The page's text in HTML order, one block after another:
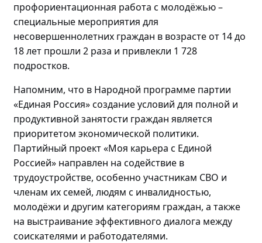
профориентационная работа с молодёжью–
специальные мероприятия для
несовершеннолетних граждан в возрасте от 14 до
18 лет прошли 2 раза и привлекли 1 728
подростков.
Напомним, что в Народной программе партии
«Единая Россия» создание условий для полной и
продуктивной занятости граждан является
приоритетом экономической политики.
Партийный проект «Моя карьера с Единой
Россией» направлен на содействие в
трудоустройстве, особенно участникам СВО и
членам их семей, людям с инвалидностью,
молодёжи и другим категориям граждан, а также
на выстраивание эффективного диалога между
соискателями и работодателями.